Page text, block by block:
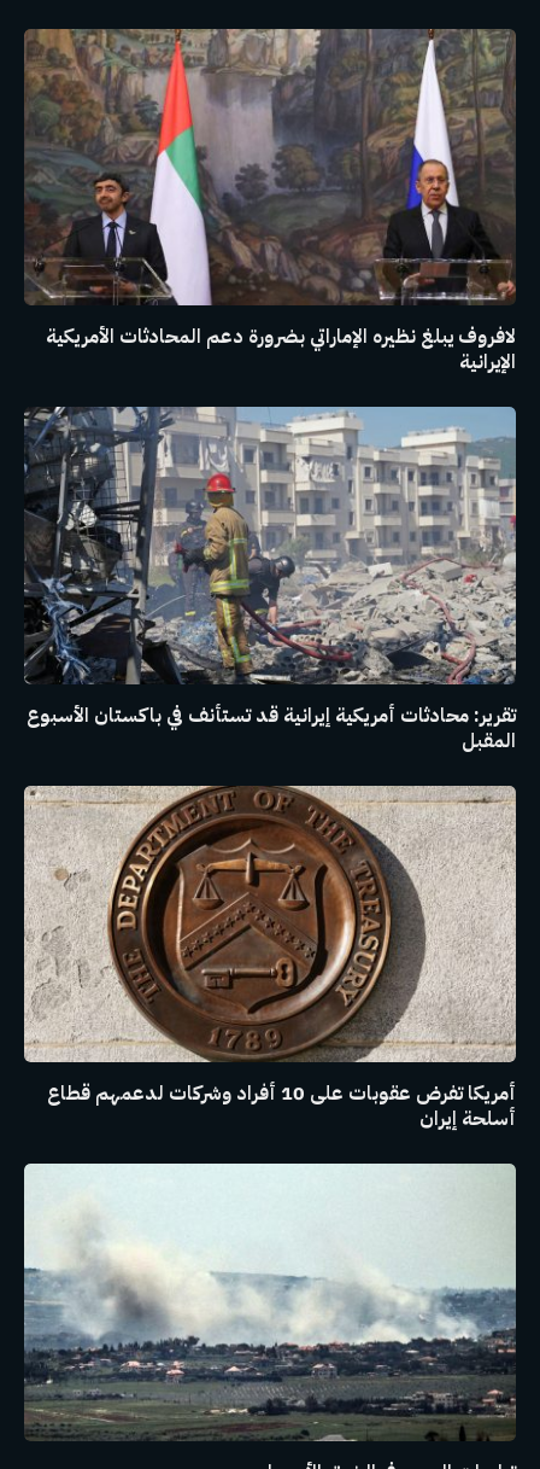
لافروف يبلغ نظيره الإماراتي بضرورة دعم المحادثات الأمريكية
الإيرانية
تقرير: محادثات أمريكية إيرانية قد تستأنف في باكستان الأسبوع
المقبل
أمريكا تفرض عقوبات على 10 أفراد وشركات لدعمهم قطاع
أسلحة إيران